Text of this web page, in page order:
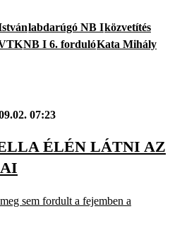
labdarúgó NB Iközvetítés
NB I 6. fordulóKata Mihály
07:23
ÉLÉN LÁTNI AZ
sem fordult a fejemben a